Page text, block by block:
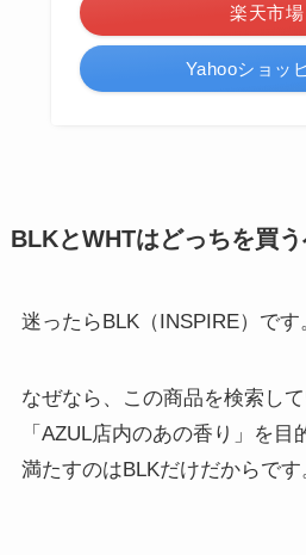
楽天市場
Yahooショッ
BLKとWHTはどっちを買
迷ったらBLK（INSPIRE）です
なぜなら、この商品を検索し
「AZUL店内のあの香り」を
満たすのはBLKだけだからです